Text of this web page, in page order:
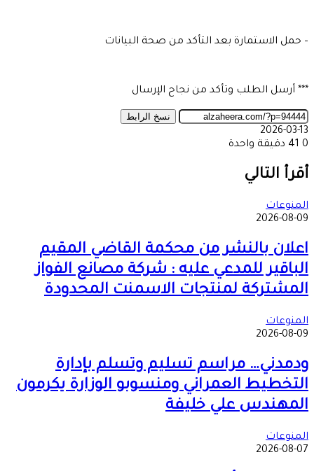
– حمل الاستمارة بعد التأكد من صحة البيانات
*** أرسل الطلب وتأكد من نجاح الإرسال
نسخ الرابط
2026-03-13
0
دقيقة واحدة
عبر
البريد
أقرأ التالي
المنوعات
2026-08-09
اعلان بالنشر من محكمة القاضي المقيم
الباقير للمدعي عليه : شركة مصانع الفواز
المشتركة لمنتجات الاسمنت المحدودة
المنوعات
2026-08-09
ودمدني… مراسم تسليم وتسلم بإدارة
التخطيط العمراني ومنسوبو الوزارة يكرمون
المهندس علي خليفة
المنوعات
2026-08-07